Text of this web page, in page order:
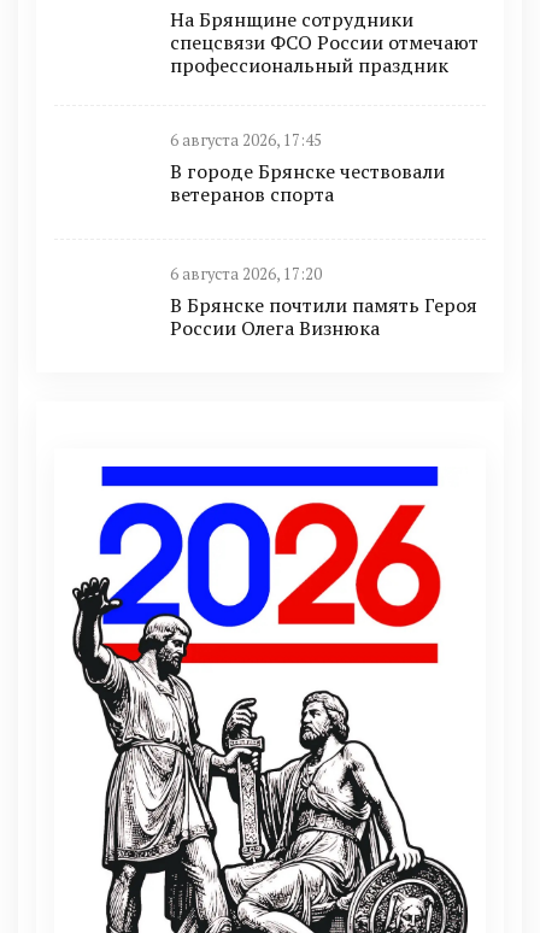
На Брянщине сотрудники
спецсвязи ФСО России отмечают
профессиональный праздник
6 августа 2026, 17:45
В городе Брянске чествовали
ветеранов спорта
6 августа 2026, 17:20
В Брянске почтили память Героя
России Олега Визнюка